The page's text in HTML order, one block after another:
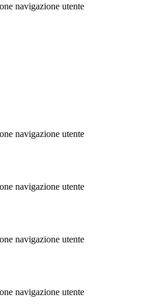
navigazione utente
navigazione utente
navigazione utente
navigazione utente
navigazione utente